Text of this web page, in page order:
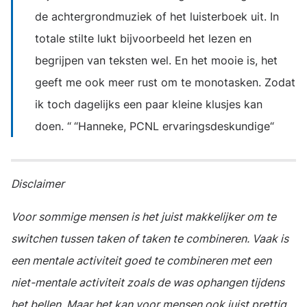
de achtergrondmuziek of het luisterboek uit. In
totale stilte lukt bijvoorbeeld het lezen en
begrijpen van teksten wel. En het mooie is, het
geeft me ook meer rust om te monotasken. Zodat
ik toch dagelijks een paar kleine klusjes kan
doen.
Hanneke, PCNL ervaringsdeskundige
Disclaimer
Voor sommige mensen is het juist makkelijker om te
switchen tussen taken of taken te combineren. Vaak is
een mentale activiteit goed te combineren met een
niet-mentale activiteit zoals de was ophangen tijdens
het bellen. Maar het kan voor mensen ook juist prettig